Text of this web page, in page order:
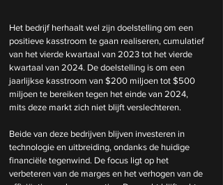
Het bedrijf herhaalt wel zijn doelstelling om een
positieve kasstroom te gaan realiseren, cumulatief
van het vierde kwartaal van 2023 tot het vierde
kwartaal van 2024. De doelstelling is om een
jaarlijkse kasstroom van $200 miljoen tot $500
miljoen te bereiken tegen het einde van 2024,
mits deze markt zich niet blijft verslechteren.
Beide van deze bedrijven blijven investeren in
technologie en uitbreiding, ondanks de huidige
financiële tegenwind. De focus ligt op het
verbeteren van de marges en het verhogen van de